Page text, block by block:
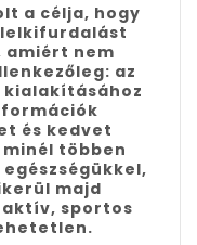
a célja, hogy
amiért nem
az
kialakításához
és kedvet
többen
majd
aktív, sportos